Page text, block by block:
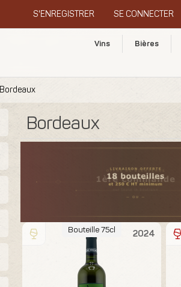
S'ENREGISTRER SE CONNECTER
Vins Bières
Bordeaux
Bordeaux
2024
Bouteille 75cl